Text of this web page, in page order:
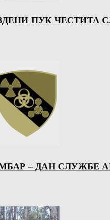
ПУК ЧЕСТИТА
– ДАН СЛУЖБЕ